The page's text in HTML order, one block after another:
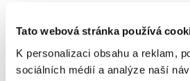
Tato webová stránka používá
K personalizaci obsahu a reklam,
sociálních médií a analýze naší